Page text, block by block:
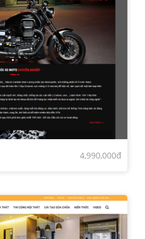
4,990,000đ